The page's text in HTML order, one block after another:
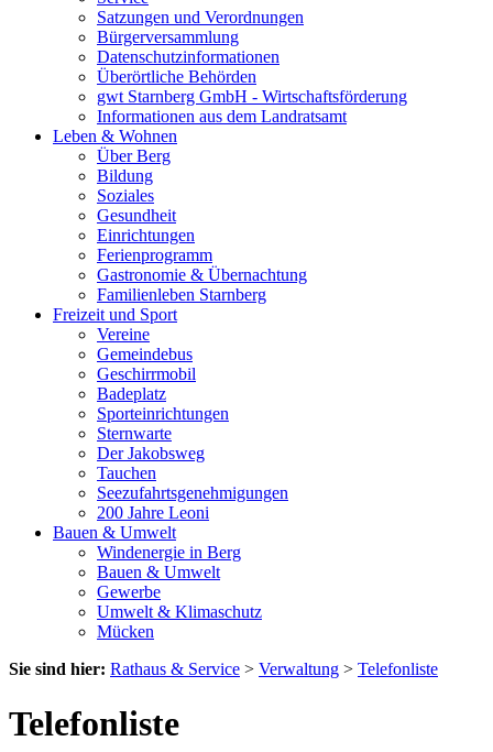
Satzungen und Verordnungen
Bürgerversammlung
Datenschutzinformationen
Überörtliche Behörden
gwt Starnberg GmbH - Wirtschaftsförderung
Informationen aus dem Landratsamt
Leben & Wohnen
Über Berg
Bildung
Soziales
Gesundheit
Einrichtungen
Ferienprogramm
Gastronomie & Übernachtung
Familienleben Starnberg
Freizeit und Sport
Vereine
Gemeindebus
Geschirrmobil
Badeplatz
Sporteinrichtungen
Sternwarte
Der Jakobsweg
Tauchen
Seezufahrtsgenehmigungen
200 Jahre Leoni
Bauen & Umwelt
Windenergie in Berg
Bauen & Umwelt
Gewerbe
Umwelt & Klimaschutz
Mücken
Sie sind hier: Rathaus & Service > Verwaltung > Telefonliste
Telefonliste